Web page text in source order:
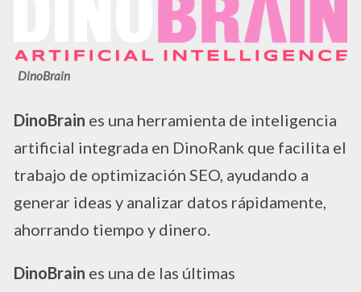
DinoBrain
DinoBrain es una herramienta de inteligencia
artificial integrada en DinoRank que facilita el
trabajo de optimización SEO, ayudando a
generar ideas y analizar datos rápidamente,
ahorrando tiempo y dinero.
DinoBrain es una de las últimas